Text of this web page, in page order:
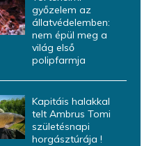
győzelem az
állatvédelemben:
nem épül meg a
világ első
polipfarmja
Kapitáis halakkal
telt Ambrus Tomi
születésnapi
horgásztúrája !